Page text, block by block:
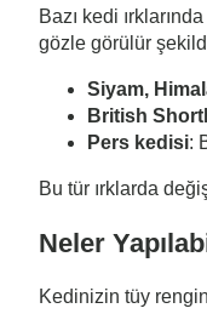
Bazı kedi
gözle görülür
Siyam,
British
Pers kedisi:
Bu tür ırklarda
Neler
Kedinizin tüy